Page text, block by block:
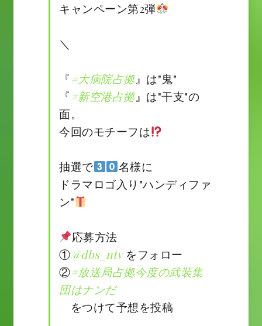
キャンペーン第2弾
＼
『#大病院占拠』は"鬼"
『#新空港占拠』は"干支"の
面。
今回のモチーフは
抽選で
名様に
ドラマロゴ入り"ハンディファ
ン"
応募方法
①@dbs_ntvをフォロー
②#放送局占拠今度の武装集
団はナンだ
をつけて予想を投稿